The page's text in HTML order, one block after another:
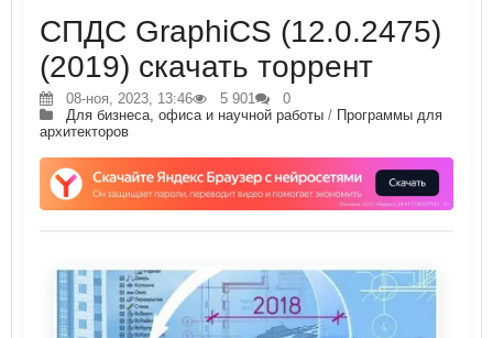
СПДС GraphiCS (12.0.2475)
(2019) скачать торрент
08-ноя, 2023, 13:46 5 901
0
Для бизнеса, офиса и научной работы / Программы для
архитекторов